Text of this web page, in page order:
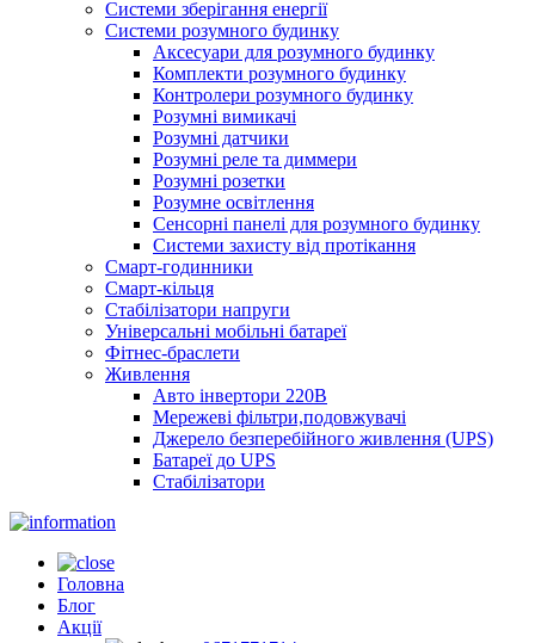
Системи зберігання енергії
Системи розумного будинку
Аксесуари для розумного будинку
Комплекти розумного будинку
Контролери розумного будинку
Розумні вимикачі
Розумні датчики
Розумні реле та диммери
Розумні розетки
Розумне освітлення
Сенсорні панелі для розумного будинку
Системи захисту від протікання
Смарт-годинники
Смарт-кільця
Стабілізатори напруги
Універсальні мобільні батареї
Фітнес-браслети
Живлення
Авто інвертори 220В
Мережеві фільтри,подовжувачі
Джерело безперебійного живлення (UPS)
Батареї до UPS
Стабілізатори
Головна
Блог
Акції